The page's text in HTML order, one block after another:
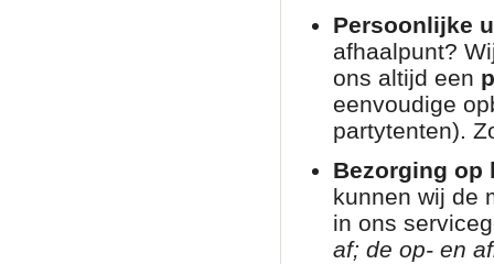
Persoonlijke
afhaalpunt?
ons altijd een
eenvoudige
partytenten).
Bezorging op
kunnen wij de
in ons
af; de op- en